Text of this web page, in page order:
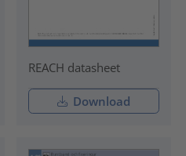
REACH datasheet
Download